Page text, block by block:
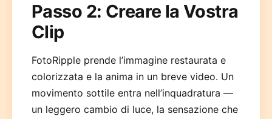
Passo 2: Creare la Vostra
Clip
FotoRipple prende l’immagine restaurata e
colorizzata e la anima in un breve video. Un
movimento sottile entra nell’inquadratura —
un leggero cambio di luce, la sensazione che